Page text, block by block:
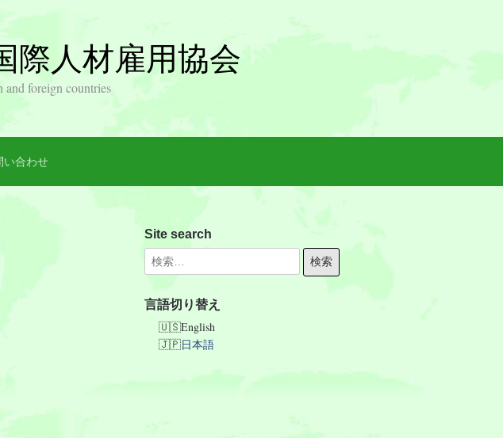
際人材雇用協会
and foreign countries
い合わせ
Site search
言語切り替え
English
日本語